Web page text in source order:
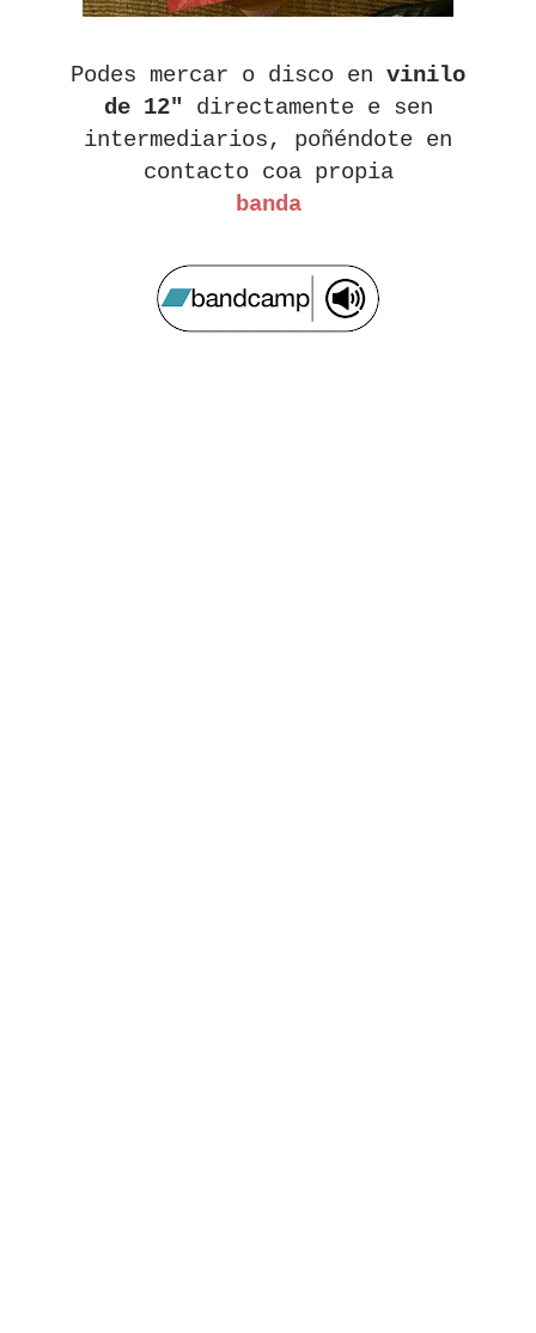
Podes mercar o disco en vinilo
de 12" directamente e sen
intermediarios, poñéndote en
contacto coa propia
banda